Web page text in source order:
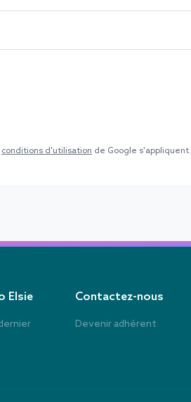
conditions d'utilisation de Google s'appliquent.
Elsie Contactez-nous
Devenir adhérent